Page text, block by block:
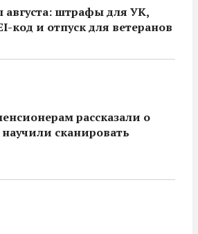
штрафы для УК,
код и отпуск для ветеранов
рассказали о
сканировать